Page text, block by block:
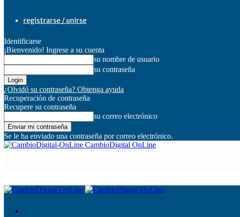
registrarse / unirse
Identificarse
¡Bienvenido! Ingrese a su cuenta
su nombre de usuario
su contraseña
¿Olvidó su contraseña? Obtenga ayuda
Recuperación de contraseña
Recupere su contraseña
su correo electrónico
Se le ha enviado una contraseña por correo electrónico.
CambioDigital OnLine